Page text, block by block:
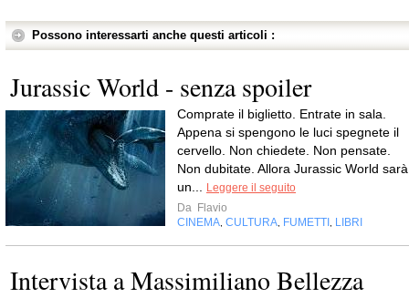
Possono interessarti anche questi articoli :
Jurassic World - senza spoiler
Comprate il biglietto. Entrate in sala.
Appena si spengono le luci spegnete il
cervello. Non chiedete. Non pensate.
Non dubitate. Allora Jurassic World sarà
un...
Leggere il seguito
Da Flavio
CINEMA CULTURA FUMETTI LIBRI
Intervista a Massimiliano Bellezza